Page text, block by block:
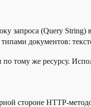
запроса (Query String)
документов:
тому же ресурсу.
стороне HTTP-